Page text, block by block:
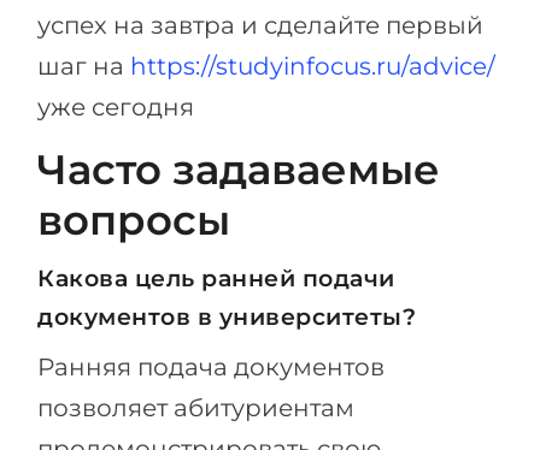
успех на завтра и сделайте первый
шаг на https://studyinfocus.ru/advice/
уже сегодня
Часто задаваемые
вопросы
Какова цель ранней подачи
документов в университеты?
Ранняя подача документов
позволяет абитуриентам